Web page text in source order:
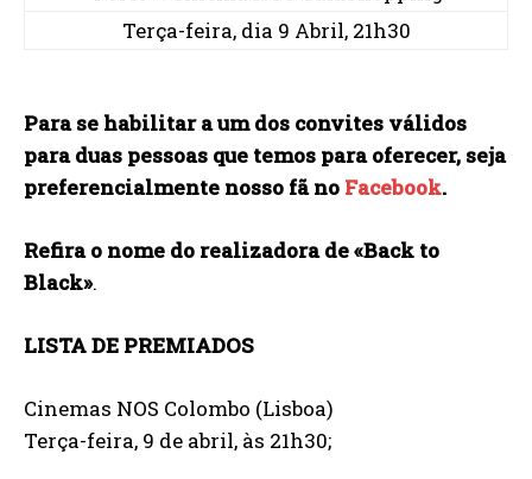
Terça-feira, dia 9 Abril, 21h30
Para se habilitar a um dos convites válidos
para duas pessoas que temos para oferecer, seja
preferencialmente nosso fã no Facebook.
Refira o nome do realizadora de «Back to
Black».
LISTA DE PREMIADOS
Cinemas NOS Colombo (Lisboa)
Terça-feira, 9 de abril, às 21h30;